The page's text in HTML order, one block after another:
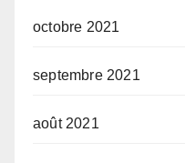
octobre 2021
septembre 2021
août 2021